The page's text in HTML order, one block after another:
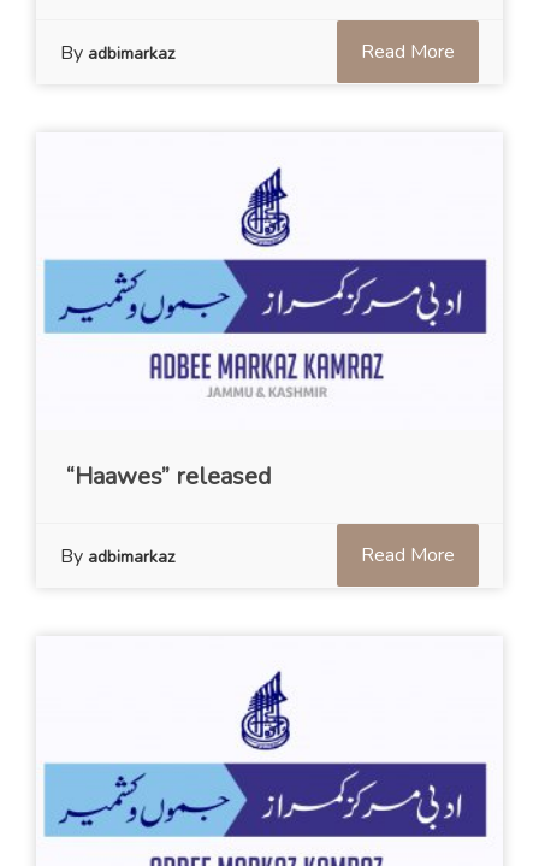
By adbimarkaz Read More
“Haawes” released
By adbimarkaz Read More